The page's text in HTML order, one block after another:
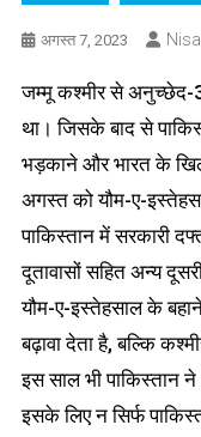
अगस्त 7, 2023
जम्मू कश्मीर से अनुच्छेद-
था। जिसके बाद से
भड़काने और भारत के
अगस्त को यौम-ए-
पाकिस्तान में सरकारी
दूतावासों सहित अन्य
यौम-ए-इस्तेहसाल के बहाने
बढ़ावा देता है, बल्कि
इस साल भी पाकिस्तान
इसके लिए न सिर्फ